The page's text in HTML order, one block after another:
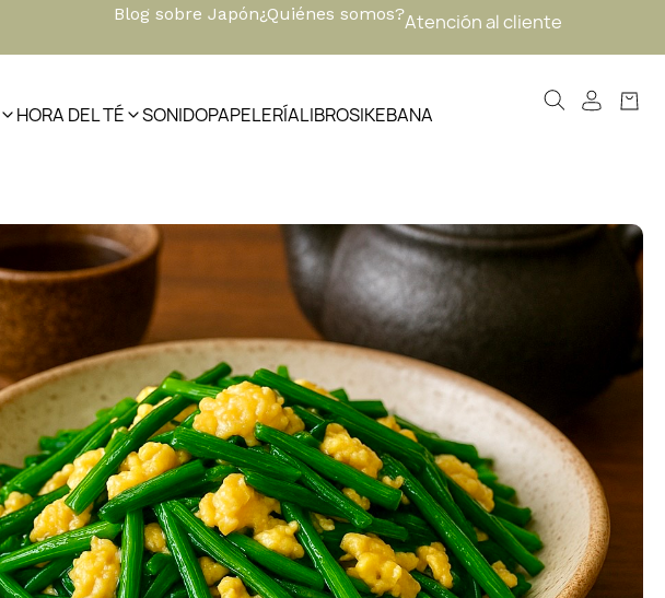
Blog sobre Japón¿Quiénes somos?Atención al cliente
HORA DEL TÉ SONIDOPAPELERÍALIBROSIKEBANA